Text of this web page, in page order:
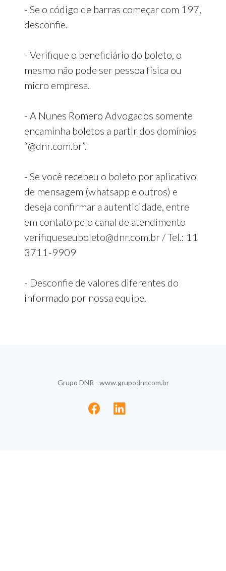
- Se o código de barras começar com 197,
desconfie.
- Verifique o beneficiário do boleto, o
mesmo não pode ser pessoa física ou
micro empresa.
- A Nunes Romero Advogados somente
encaminha boletos a partir dos domínios
“@dnr.com.br”.
- Se você recebeu o boleto por aplicativo
de mensagem (whatsapp e outros) e
deseja confirmar a autenticidade, entre
em contato pelo canal de atendimento
verifiqueseuboleto@dnr.com.br / Tel.: 11
3711-9909
- Desconfie de valores diferentes do
informado por nossa equipe.
Grupo DNR - www.grupodnr.com.br